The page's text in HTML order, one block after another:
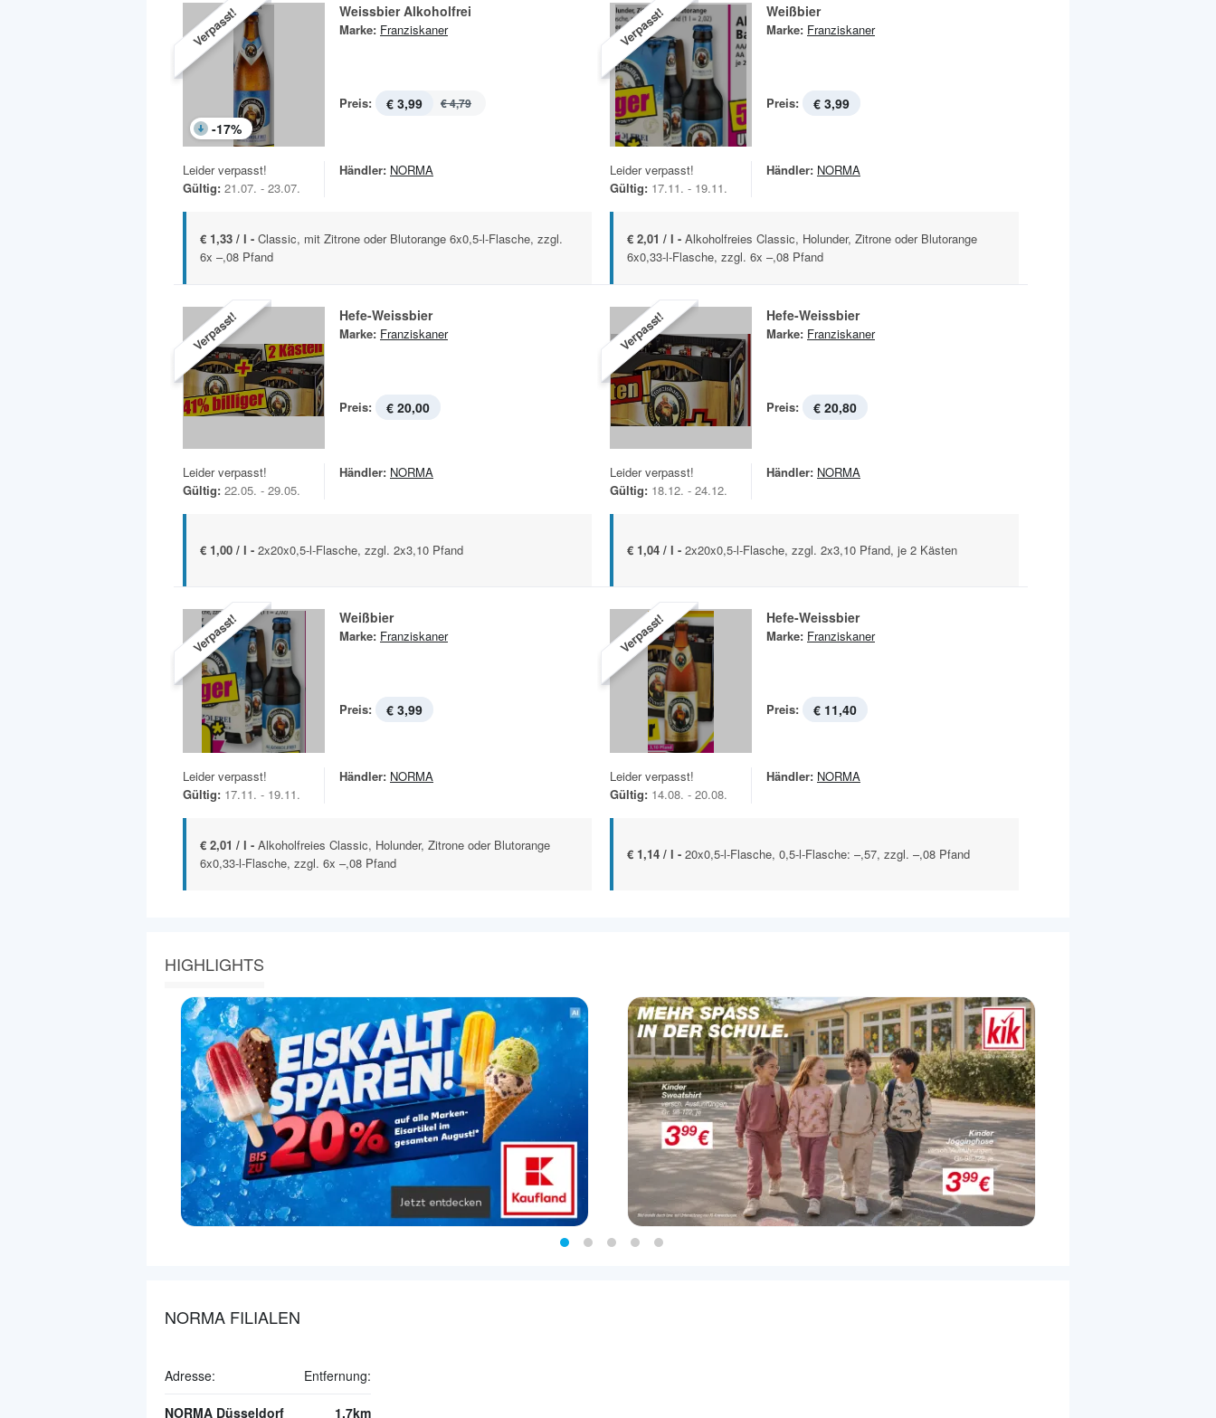
Verpasst!
-17%
Weissbier Alkoholfrei
Marke: Franziskaner
Preis: € 3,99 € 4,79
Leider verpasst!
Gültig: 21.07. - 23.07.
Händler: NORMA
€ 1,33 / l - Classic, mit Zitrone oder Blutorange 6x0,5-l-Flasche, zzgl.
6x –,08 Pfand
Verpasst! Weißbier
Marke: Franziskaner
Preis: € 3,99
Leider verpasst!
Gültig: 17.11. - 19.11.
Händler: NORMA
€ 2,01 / l - Alkoholfreies Classic, Holunder, Zitrone oder Blutorange
6x0,33-l-Flasche, zzgl. 6x –,08 Pfand
Verpasst! Hefe-Weissbier
Marke: Franziskaner
Preis: € 20,00
Leider verpasst!
Gültig: 22.05. - 29.05.
Händler: NORMA
€ 1,00 / l - 2x20x0,5-l-Flasche, zzgl. 2x3,10 Pfand
Verpasst! Hefe-Weissbier
Marke: Franziskaner
Preis: € 20,80
Leider verpasst!
Gültig: 18.12. - 24.12.
Händler: NORMA
€ 1,04 / l - 2x20x0,5-l-Flasche, zzgl. 2x3,10 Pfand, je 2 Kästen
Verpasst! Weißbier
Marke: Franziskaner
Preis: € 3,99
Leider verpasst!
Gültig: 17.11. - 19.11.
Händler: NORMA
€ 2,01 / l - Alkoholfreies Classic, Holunder, Zitrone oder Blutorange
6x0,33-l-Flasche, zzgl. 6x –,08 Pfand
Verpasst! Hefe-Weissbier
Marke: Franziskaner
Preis: € 11,40
Leider verpasst!
Gültig: 14.08. - 20.08.
Händler: NORMA
€ 1,14 / l - 20x0,5-l-Flasche, 0,5-l-Flasche: –,57, zzgl. –,08 Pfand
HIGHLIGHTS
NORMA FILIALEN
Adresse: Entfernung:
NORMA Düsseldorf 1.7km